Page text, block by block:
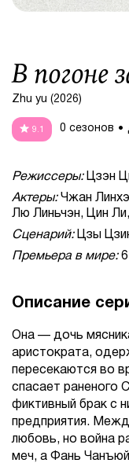
В погоне
Zhu yu (2026)
9.1 0 сезонов
Режиссеры:Цзэн
Актеры:Чжан
Лю Линьчэн, Цин
Сценарий:Цзы
Премьера в мире:6
Описание
Она — дочь
аристократа,
пересекаются во
спасает раненого
фиктивный брак с
предприятия.
любовь, но война
меч, а Фань